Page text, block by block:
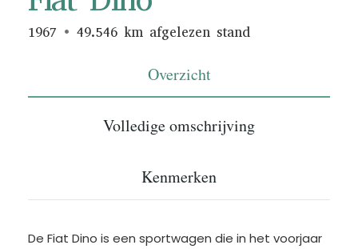
1967 49.546 km afgelezen stand
Overzicht
Volledige omschrijving
Kenmerken
De Fiat Dino is een sportwagen die in het voorjaar